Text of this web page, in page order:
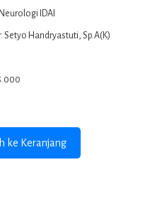
IDAI
Setyo Handryastuti, Sp.A(K)
ke Keranjang